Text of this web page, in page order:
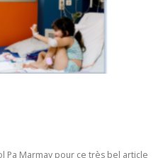
Pa Marmay pour ce très bel article